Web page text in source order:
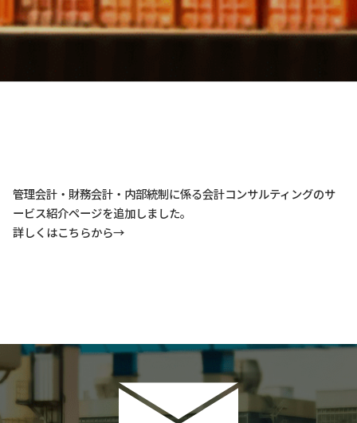
管理会計・財務会計・内部統制に係る会計コンサルティングのサ
ービス紹介ページを追加しました。
詳しくはこちらから→